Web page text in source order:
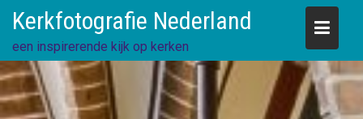
content
Kerkfotografie Nederland
een inspirerende kijk op kerken